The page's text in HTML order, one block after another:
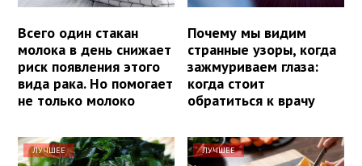
Всего один стакан
молока в день снижает
риск появления этого
вида рака. Но помогает
не только молоко
Почему мы видим
странные узоры, когда
зажмуриваем глаза:
когда стоит
обратиться к врачу
ЛУЧШЕЕ ЛУЧШЕЕ